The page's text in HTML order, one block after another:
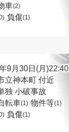
車(2)
負傷(1)
9月30日(月)22:40
立神本町 付近
独 小破事故
転車(1) 物件等(1)
負傷(1)